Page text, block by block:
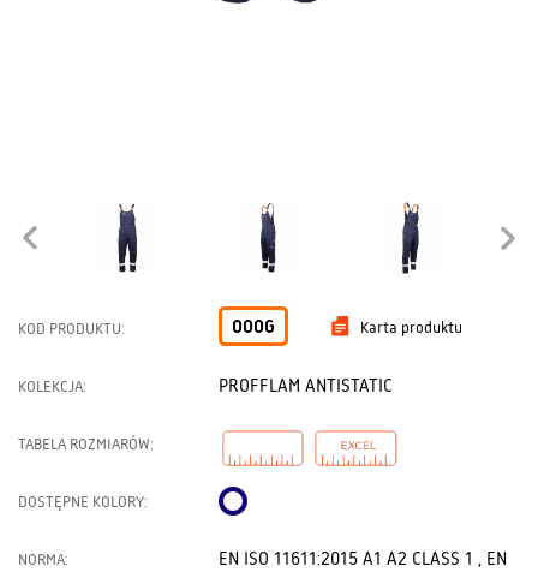
KOD PRODUKTU: OOOG Karta produktu
KOLEKCJA: PROFFLAM ANTISTATIC
TABELA ROZMIARÓW:
DOSTĘPNE KOLORY:
NORMA:
EN ISO 11611:2015 A1 A2 CLASS 1 , EN